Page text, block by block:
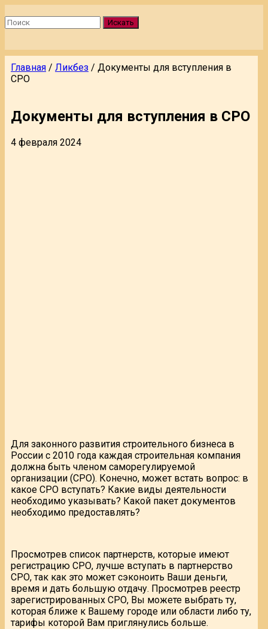
Искать
Главная / Ликбез / Документы для вступления в
СРО
Документы для вступления в СРО
4 февраля 2024
Для законного развития строительного бизнеса в
России с 2010 года каждая строительная компания
должна быть членом саморегулируемой
организации (СРО). Конечно, может встать вопрос: в
какое СРО вступать? Какие виды деятельности
необходимо указывать? Какой пакет документов
необходимо предоставлять?
Просмотрев список партнерств, которые имеют
регистрацию СРО, лучше вступать в партнерство
СРО, так как это может сэконоить Ваши деньги,
время и дать большую отдачу. Просмотрев реестр
зарегистрированных СРО, Вы можете выбрать ту,
которая ближе к Вашему городе или области либо ту,
тарифы которой Вам приглянулись больше.